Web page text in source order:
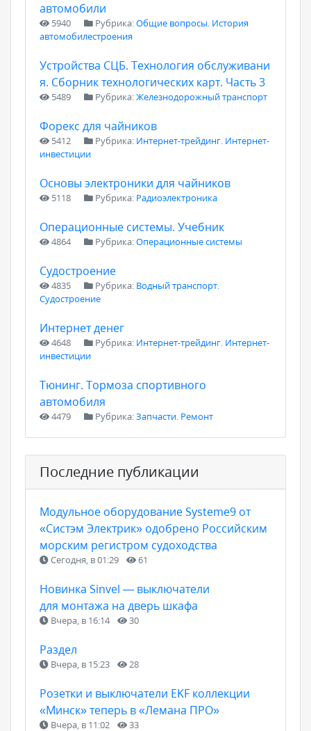
автомобили
5940 Рубрика:Общие вопросы. История
автомобилестроения
Устройства СЦБ. Технология обслуживани
я. Сборник технологических карт. Часть 3
5489 Рубрика:Железнодорожный транспорт
Форекс для чайников
5412 Рубрика: Интернет-трейдинг. Интернет-
инвестиции
Основы электроники для чайников
5118 Рубрика: Радиоэлектроника
Операционные системы. Учебник
4864 Рубрика:Операционные системы
Судостроение
4835 Рубрика: Водный транспорт.
Судостроение
Интернет денег
4648 Рубрика: Интернет-трейдинг. Интернет-
инвестиции
Тюнинг. Тормоза спортивного
автомобиля
4479 Рубрика:Запчасти. Ремонт
Последние публикации
Модульное оборудование Systeme9 от
«Систэм Электрик» одобрено Российским
морским регистром судоходства
Сегодня, в 01:29 61
Новинка Sinvel — выключатели
для монтажа на дверь шкафа
Вчера, в 16:14 30
Раздел
Вчера, в 15:23 28
Розетки и выключатели EKF коллекции
«Минск» теперь в «Лемана ПРО»
Вчера, в 11:02 33